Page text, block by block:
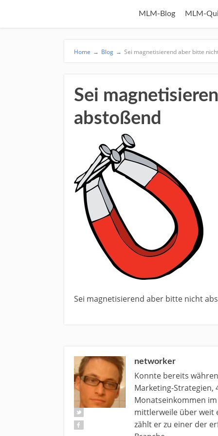
MLM-Blog MLM-
Home → Blog → Sei magnetisierend aber bitte
Sei
abstoßend
Sei magnetisierend aber bitte nicht
networker
Konnte bereits
Marketing-Strategien,
Monatseinkommen
mittlerweile über weit
zählt er zu einer der